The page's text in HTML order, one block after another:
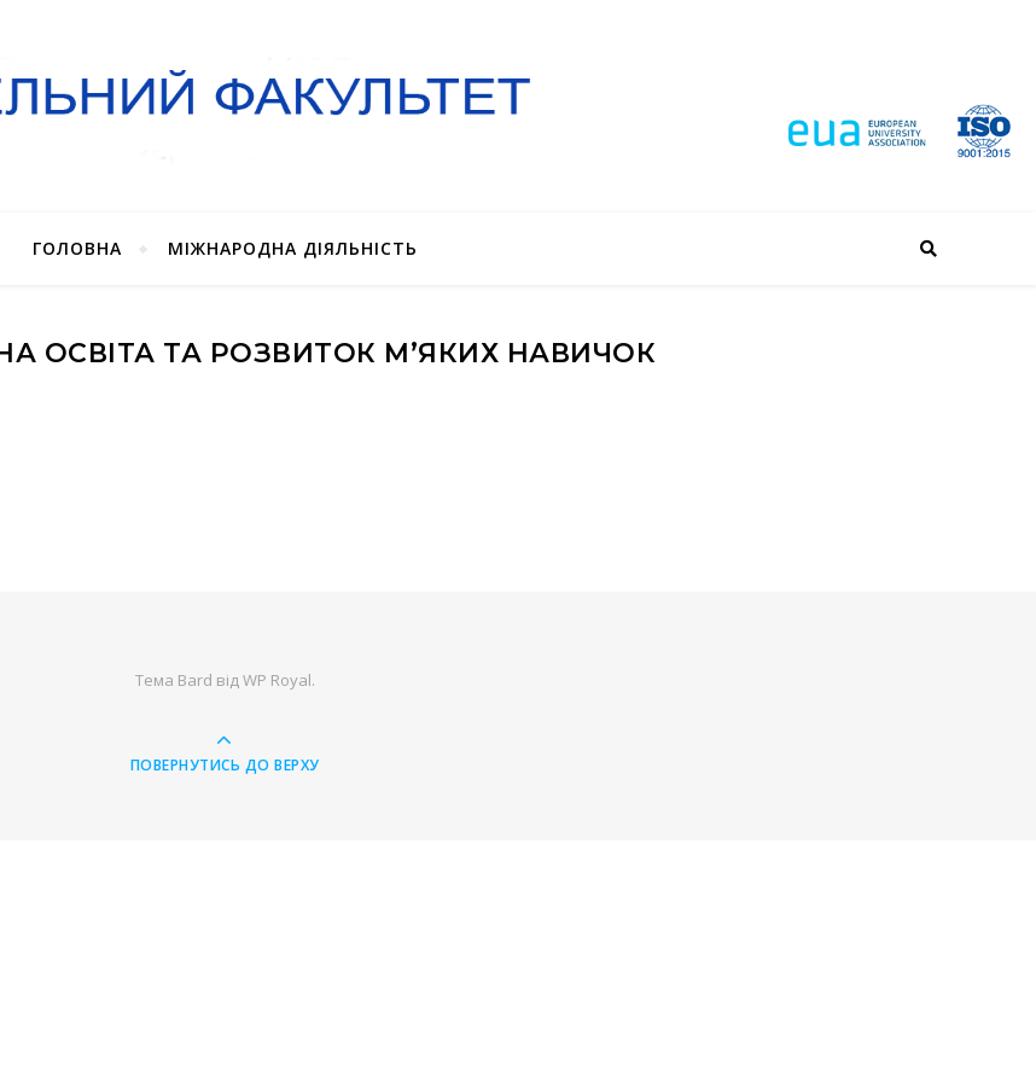
ГОЛОВНА МІЖНАРОДНА ДІЯЛЬНІСТЬ
ОСВІТА ТА РОЗВИТОК М’ЯКИХ НАВИЧОК
Тема Bard відWP Royal.
ПОВЕРНУТИСЬ ДО ВЕРХУ